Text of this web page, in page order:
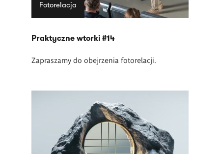
Fotorelacja
Praktyczne wtorki #14
Zapraszamy do obejrzenia fotorelacji.